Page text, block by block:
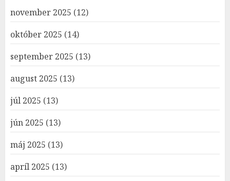
november 2025 (12)
október 2025 (14)
september 2025 (13)
august 2025 (13)
júl 2025 (13)
jún 2025 (13)
máj 2025 (13)
apríl 2025 (13)